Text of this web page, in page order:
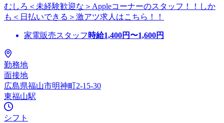
むしろ＜未経験歓迎な＞Appleコーナーのスタッフ！！しか
も＜日払いできる＞激アツ求人はこちら！！
家電販売スタッフ 時給1,400円〜1,600円
勤務地
面接地
広島県福山市明神町2-15-30
東福山駅
シフト